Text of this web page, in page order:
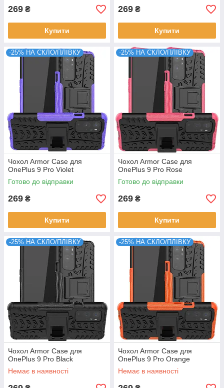
269 ₴
Купити
269 ₴
Купити
-25% НА СКЛО/ПЛІВКУ
Чохол Armor Case для
OnePlus 9 Pro Violet
Готово до відправки
269 ₴
Купити
-25% НА СКЛО/ПЛІВКУ
Чохол Armor Case для
OnePlus 9 Pro Rose
Готово до відправки
269 ₴
Купити
-25% НА СКЛО/ПЛІВКУ
Чохол Armor Case для
OnePlus 9 Pro Black
Немає в наявності
-25% НА СКЛО/ПЛІВКУ
Чохол Armor Case для
OnePlus 9 Pro Orange
Немає в наявності